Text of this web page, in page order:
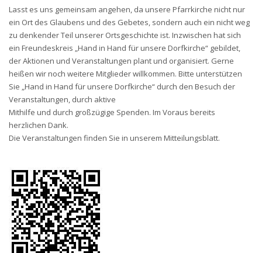
Lasst es uns gemeinsam angehen, da unsere Pfarrkirche nicht nur
ein Ort des Glaubens und des Gebetes, sondern auch ein nicht weg
zu denkender Teil unserer Ortsgeschichte ist. Inzwischen hat sich
ein Freundeskreis „Hand in Hand für unsere Dorfkirche“ gebildet,
der Aktionen und Veranstaltungen plant und organisiert. Gerne
heißen wir noch weitere Mitglieder willkommen. Bitte unterstützen
Sie „Hand in Hand für unsere Dorfkirche“ durch den Besuch der
Veranstaltungen, durch aktive
Mithilfe und durch großzügige Spenden. Im Voraus bereits
herzlichen Dank.
Die Veranstaltungen finden Sie in unserem Mitteilungsblatt.